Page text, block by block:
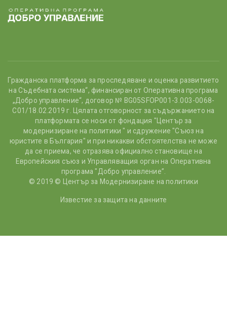
Гражданска платформа за проследяване и оценка развитието
на Съдебната система“, финансиран от Оперативна програма
„Добро управление“, договор № BG05SFOP001-3.003-0068-
С01/18.02.2019 г. Цялата отговорност за съдържанието на
платформата се носи от фондация "Център за
модернизиране на политики " и сдружение "Съюз на
юристите в България" и при никакви обстоятелства не може
да се приема, че отразява официално становище на
Европейския съюз и Управляващия орган на Оперативна
програма "Добро управление”.
© 2019 © Център за Модернизиране на политики
Известие за защита на данните